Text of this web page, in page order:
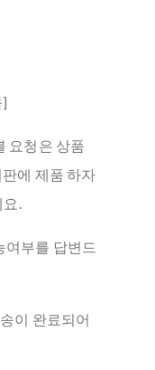
요청은 상품
에 제품 하자
.
여부를 답변드
이 완료되어